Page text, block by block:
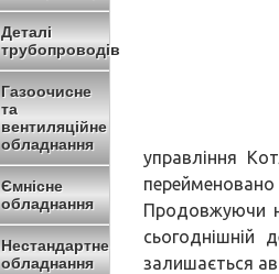
Деталі
трубопроводів
Газоочисне
та
вентиляційне
обладнання
Ємнісне
обладнання
Нестандартне
обладнання
управління
Продовжуючи
сьогоднішній
залишається